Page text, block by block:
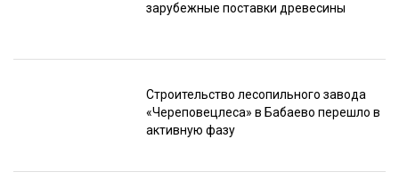
зарубежные поставки древесины
Строительство лесопильного завода
«Череповецлеса» в Бабаево перешло в
активную фазу